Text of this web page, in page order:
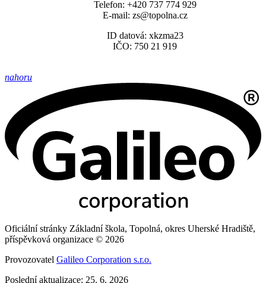
Telefon: +420 737 774 929
E-mail: zs@topolna.cz
ID datová: xkzma23
IČO: 750 21 919
nahoru
Oficiální stránky Základní škola, Topolná, okres Uherské Hradiště,
příspěvková organizace © 2026
Provozovatel Galileo Corporation s.r.o.
Poslední aktualizace: 25. 6. 2026